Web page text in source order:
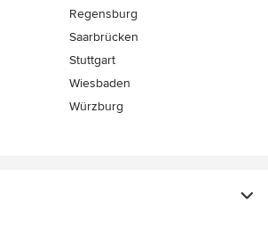
Regensburg
Saarbrücken
Stuttgart
Wiesbaden
Würzburg